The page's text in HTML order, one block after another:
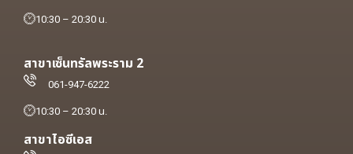
10:30 – 20:30 น.
สาขาเซ็นทรัลพระราม 2
061-947-6222
10:30 – 20:30 น.
สาขาไอซีเอส